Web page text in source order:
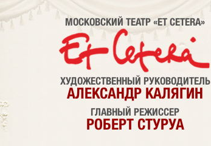
МОСКОВСКИЙ ТЕАТР «ET CETERA»
ХУДОЖЕСТВЕННЫЙ РУКОВОДИТЕЛЬ
АЛЕКСАНДР КАЛЯГИН
ГЛАВНЫЙ РЕЖИССЕР
РОБЕРТ СТУРУА